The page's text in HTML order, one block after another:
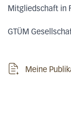
Mitgliedschaft in
GTÜM
Meine